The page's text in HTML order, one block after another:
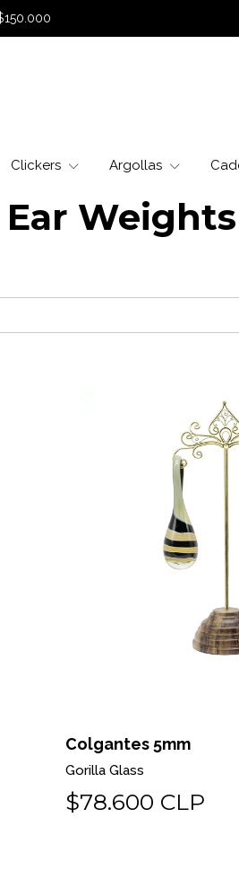
Clickers Argollas
Ear
Colgantes 5mm
Gorilla Glass
$78.600 CLP